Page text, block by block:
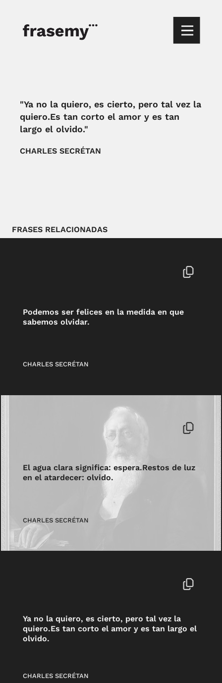
"Ya no la quiero, es cierto, pero tal vez la
quiero.Es tan corto el amor y es tan
largo el olvido."
CHARLES SECRÉTAN
FRASES RELACIONADAS
Podemos ser felices en la medida en que
sabemos olvidar.
CHARLES SECRÉTAN
El agua clara significa: espera.Restos de luz
en el atardecer: olvido.
CHARLES SECRÉTAN
Ya no la quiero, es cierto, pero tal vez la
quiero.Es tan corto el amor y es tan largo el
olvido.
CHARLES SECRÉTAN